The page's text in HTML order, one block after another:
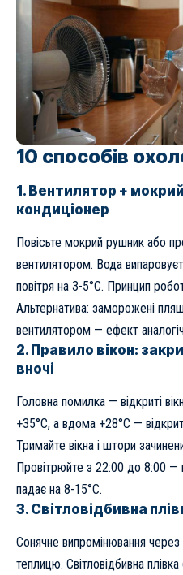
10 способів
1. Вентилятор +
кондиціонер
Повісьте мокрий рушник або
вентилятором. Вода
повітря на 3-5°C. Принцип
Альтернатива: заморожені
вентилятором — ефект
2. Правило вікон:
вночі
Головна помилка — відкриті
+35°C, а вдома +28°C —
Тримайте вікна і штори
Провітрюйте з 22:00 до 8:00 —
падає на 8-15°C.
3. Світловідбивна
Сонячне випромінювання через
теплицю. Світловідбивна